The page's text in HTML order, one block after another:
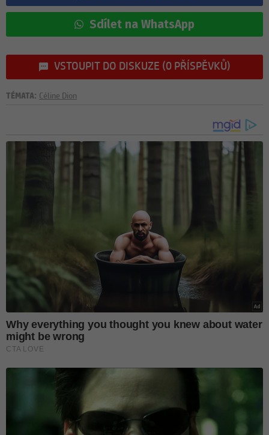
Sdílet na WhatsApp
VSTOUPIT DO DISKUZE (0 PŘÍSPĚVKŮ)
TÉMATA: Céline Dion